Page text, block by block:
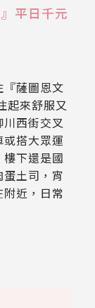
平日千元
薩圖恩文
起來舒服又
西街交叉
搭大眾運
下還是國
土司，宵
近，日常